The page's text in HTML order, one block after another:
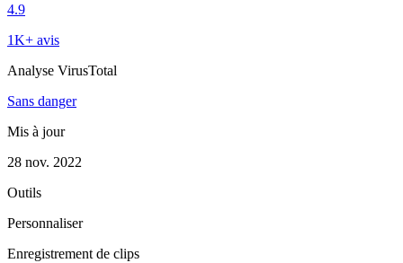
4.9
1K+ avis
Analyse VirusTotal
Sans danger
Mis à jour
28 nov. 2022
Outils
Personnaliser
Enregistrement de clips